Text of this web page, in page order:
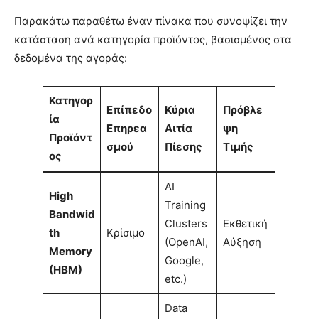
Παρακάτω παραθέτω έναν πίνακα που συνοψίζει την
κατάσταση ανά κατηγορία προϊόντος, βασισμένος στα
δεδομένα της αγοράς:
Κατηγορ
ία
Προϊόντ
ος
Επίπεδο
Επηρεα
σμού
Κύρια
Αιτία
Πίεσης
Πρόβλε
ψη
Τιμής
High
Bandwid
th
Memory
(HBM)
Κρίσιμο
AI
Training
Clusters
(OpenAI,
Google,
etc.)
Εκθετική
Αύξηση
Data